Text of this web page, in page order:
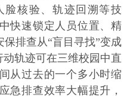
脸核验、轨迹回溯等技
快速锁定人员位置、精
排查从“盲目寻找”变成
轨迹可在三维校园中直
从过去的一个多小时缩
急排查效率大幅提升，